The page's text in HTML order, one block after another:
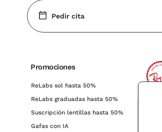
Pedir cita
Promociones
ReLabs sol hasta 50%
ReLabs graduadas hasta 50%
Suscripción lentillas hasta 50%
Gafas con IA